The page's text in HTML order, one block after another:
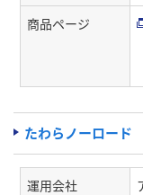
商品ページ
たわらノーロー
運用会社